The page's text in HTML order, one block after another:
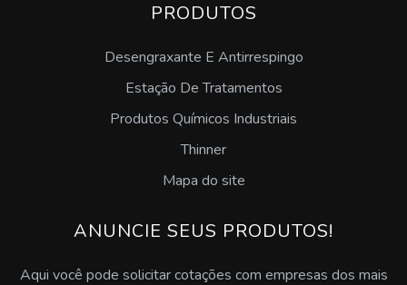
PRODUTOS
Desengraxante E Antirrespingo
Estação De Tratamentos
Produtos Químicos Industriais
Thinner
Mapa do site
ANUNCIE SEUS PRODUTOS!
Aqui você pode solicitar cotações com empresas dos mais